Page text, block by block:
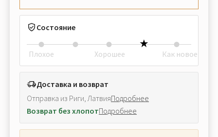
Состояние
Плохое Хорошее Как новое
Доставка и возврат
Отправка из Риги, ЛатвияПодробнее
Возврат без хлопотПодробнее